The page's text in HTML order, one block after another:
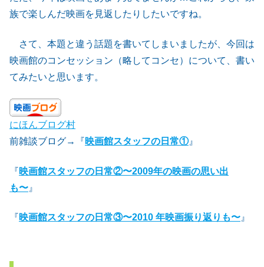
族で楽しんだ映画を見返したりしたいですね。
さて、本題と違う話題を書いてしまいましたが、今回は
映画館のコンセッション（略してコンセ）について、書い
てみたいと思います。
にほんブログ村
前雑談ブログ→『映画館スタッフの日常①』
『映画館スタッフの日常②〜2009年の映画の思い出
も〜 』
『映画館スタッフの日常③〜2010 年映画振り返りも〜 』